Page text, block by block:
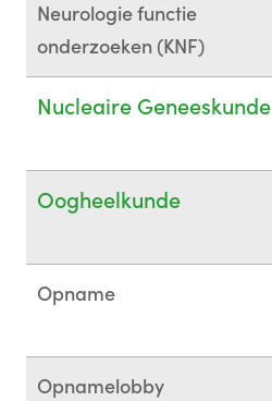
Neurologie functie
onderzoeken (KNF)
Nucleaire Geneeskunde
Oogheelkunde
Opname
Opnamelobby